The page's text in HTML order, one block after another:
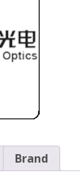
Brand